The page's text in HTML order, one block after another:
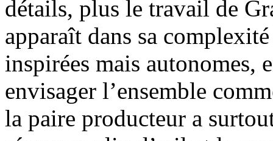
détails, plus le travail de
apparaît dans sa
inspirées mais autonomes,
envisager l’ensemble
la paire producteur a